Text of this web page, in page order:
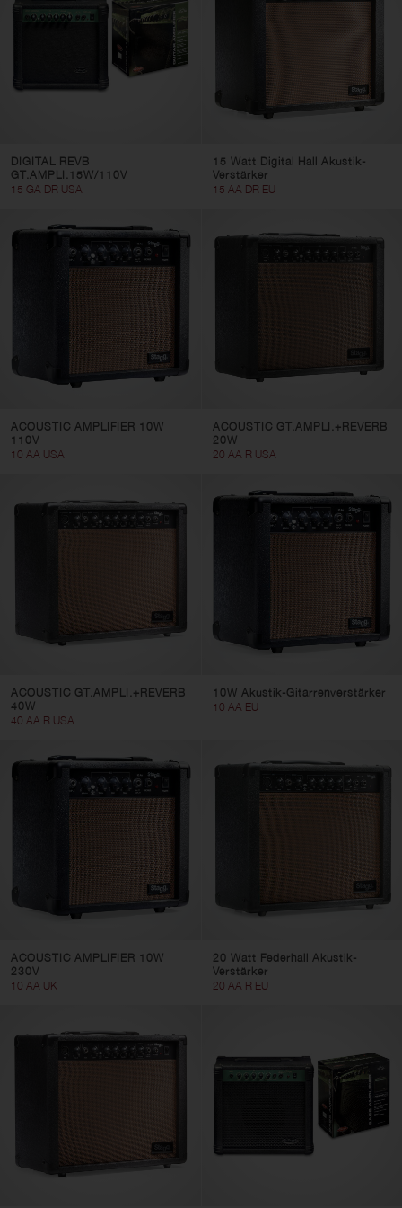
DIGITAL REVB
GT.AMPLI.15W/110V
15 GA DR USA
15 Watt Digital Hall Akustik-
Verstärker
15 AA DR EU
ACOUSTIC AMPLIFIER 10W
110V
10 AA USA
ACOUSTIC GT.AMPLI.+REVERB
20W
20 AA R USA
ACOUSTIC GT.AMPLI.+REVERB
40W
40 AA R USA
10W Akustik-Gitarrenverstärker
10 AA EU
ACOUSTIC AMPLIFIER 10W
230V
10 AA UK
20 Watt Federhall Akustik-
Verstärker
20 AA R EU